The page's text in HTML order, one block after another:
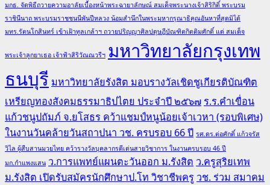
มกธ. จัดพิธีถวายความอาลัยเบื้องหน้าพระฉายาลักษณ์ สมเด็จพระนางเจ้าสิริกิติ์ พระบรม
ราชินีนาถ พระบรมราชชนนีพันปีหลวง น้อมสำนึกในพระมหากรุณาธิคุณอันหาที่สุดมิได้
มทร.รัตนโกสินทร์ เข้าเฝ้าทูลเกล้าฯ ถวายปริญญาศิลปดุษฎีบัณฑิตกิตติมศักดิ์ แด่ สมเด็จ
พระเจ้าลูกยาเธอ เจ้าฟ้าสิริวัณณวรีฯ มหาวิทยาลัยกรุงเทพ
ธนบุรี มหาวิทยาลัยรังสิต มอบรางวัลเชิดชูเกียรติบัณฑิต
เหรียญทองสังคมธรรมาธิปไตย ประจำปี ๒๕๖๗ ร.ร.คำเขื่อน
แก้วชนูปถัมภ์ จ.ยโสธร คว้าแชมป์หนูน้อยเจ้าเวหา (รอบพิเศษ)
ในงานวันคล้ายวันสถาปนา วช. ครบรอบ 66 ปี รศ.ดร.ต่อศักดิ์ แก้วจรัส
วิไล ผู้สืบสานมวยไทย คว้ารางวัลบุคลากรดีเด่นสายวิชาการ ในงานครบรอบ 46 ปี
มก.กำแพงแสน ว.การแพทย์แผนตะวันออก ม.รังสิต ว.ครูสุริยเทพ
ม.รังสิต เปิดรับสมัครนักศึกษาป.โท วิชาชีพครู วช. ร่วม สมาคม